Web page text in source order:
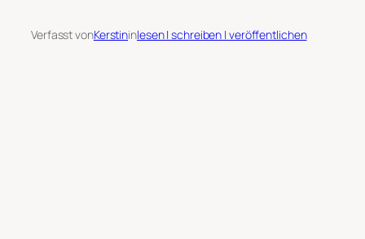
Verfasst vonKerstininlesen | schreiben | veröffentlichen